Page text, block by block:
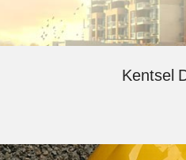
Kentsel